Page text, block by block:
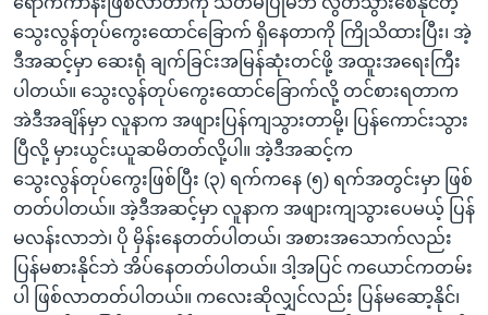
သွေးလွန်တုပ်ကွေးထောင်ခြောက် ရှိနေတာကို ကြိုသိထားပြီး၊ အဲ့
ဒီအဆင့်မှာ ဆေးရုံ ချက်ခြင်းအမြန်ဆုံးတင်ဖို့ အထူးအရေးကြီး
ပါတယ်။ သွေးလွန်တုပ်ကွေးထောင်ခြောက်လို့ တင်စားရတာက
အဲဒီအချိန်မှာ လူနာက အဖျားပြန်ကျသွားတာမို့၊ ပြန်ကောင်းသွား
ပြီလို့ မှားယွင်းယူဆမိတတ်လို့ပါ။ အဲ့ဒီအဆင့်က
သွေးလွန်တုပ်ကွေးဖြစ်ပြီး (၃) ရက်ကနေ (၅) ရက်အတွင်းမှာ ဖြစ်
တတ်ပါတယ်။ အဲ့ဒီအဆင့်မှာ လူနာက အဖျားကျသွားပေမယ့် ပြန်
မလန်းလာဘဲ၊ ပို မှိန်းနေတတ်ပါတယ်၊ အစားအသောက်လည်း
ပြန်မစားနိုင်ဘဲ အိပ်နေတတ်ပါတယ်။ ဒါ့အပြင် ကယောင်ကတမ်း
ပါ ဖြစ်လာတတ်ပါတယ်။ ကလေးဆိုလျှင်လည်း ပြန်မဆော့နိုင်၊